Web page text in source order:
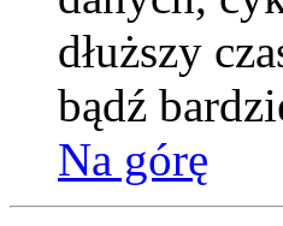
dłuższy
bądź
Na górę